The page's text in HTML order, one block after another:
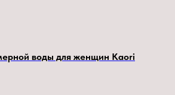
воды для женщин Kaori